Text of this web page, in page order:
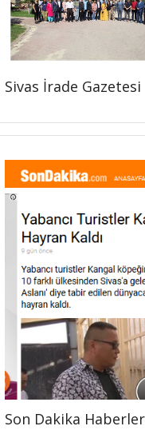
Sivas İrade Gazetesi
Son Dakika